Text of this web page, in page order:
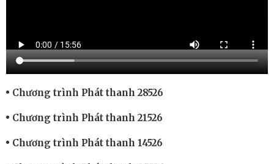
Chương trình Phát thanh 28526
Chương trình Phát thanh 21526
Chương trình Phát thanh 14526